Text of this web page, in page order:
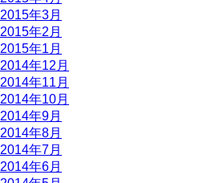
2015年3月
2015年2月
2015年1月
2014年12月
2014年11月
2014年10月
2014年9月
2014年8月
2014年7月
2014年6月